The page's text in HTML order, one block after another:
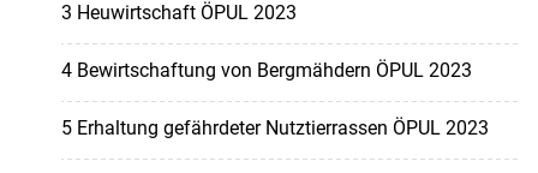
3 Heuwirtschaft ÖPUL 2023
4 Bewirtschaftung von Bergmähdern ÖPUL 2023
5 Erhaltung gefährdeter Nutztierrassen ÖPUL 2023